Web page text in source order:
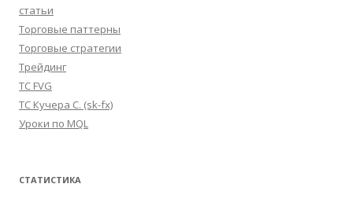
статьи
Торговые паттерны
Торговые стратегии
Трейдинг
ТС FVG
ТС Кучера С. (sk-fx)
Уроки по MQL
СТАТИСТИКА